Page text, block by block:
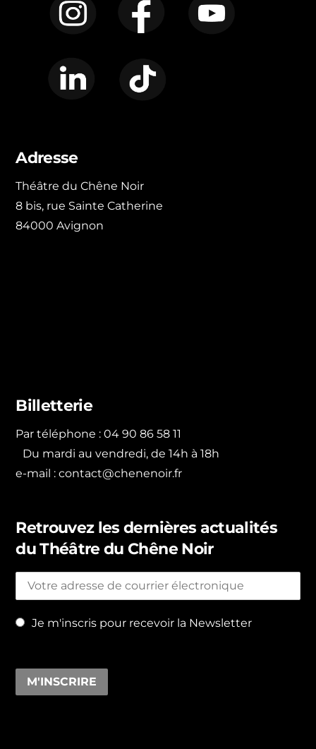
Adresse
Théâtre du Chêne Noir
8 bis, rue Sainte Catherine
84000 Avignon
Billetterie
Par téléphone : 04 90 86 58 11
Du mardi au vendredi, de 14h à 18h
e-mail :contact@chenenoir.fr
Retrouvez les dernières actualités
du Théâtre du Chêne Noir
Je m'inscris pour recevoir la Newsletter